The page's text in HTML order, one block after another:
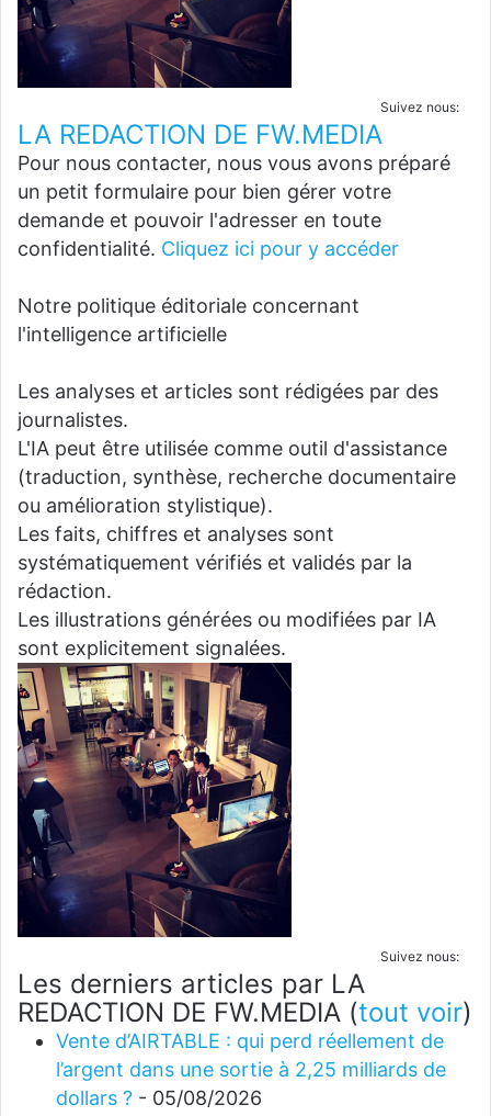
Suivez nous:
LA REDACTION DE FW.MEDIA
Pour nous contacter, nous vous avons préparé
un petit formulaire pour bien gérer votre
demande et pouvoir l'adresser en toute
confidentialité. Cliquez ici pour y accéder
Notre politique éditoriale concernant
l'intelligence artificielle
Les analyses et articles sont rédigées par des
journalistes.
L'IA peut être utilisée comme outil d'assistance
(traduction, synthèse, recherche documentaire
ou amélioration stylistique).
Les faits, chiffres et analyses sont
systématiquement vérifiés et validés par la
rédaction.
Les illustrations générées ou modifiées par IA
sont explicitement signalées.
Suivez nous:
Les derniers articles par LA
REDACTION DE FW.MEDIA (tout voir)
Vente d’AIRTABLE : qui perd réellement de
l’argent dans une sortie à 2,25 milliards de
dollars ? - 05/08/2026